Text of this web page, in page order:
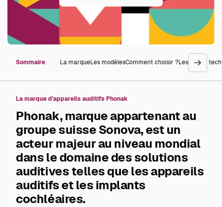
Sommaire La marqueLes modèlesComment choisir ?Les prixLa
go
right
La marque d'appareils auditifs Phonak
Phonak, marque appartenant au
groupe suisse Sonova, est un
acteur majeur au niveau mondial
dans le domaine des solutions
auditives telles que les appareils
auditifs et les implants
cochléaires.